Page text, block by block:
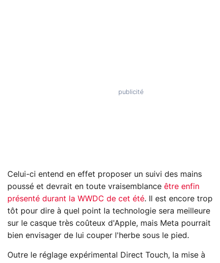
Celui-ci entend en effet proposer un suivi des mains
poussé et devrait en toute vraisemblance être enfin
présenté durant la WWDC de cet été. Il est encore trop
tôt pour dire à quel point la technologie sera meilleure
sur le casque très coûteux d'Apple, mais Meta pourrait
bien envisager de lui couper l'herbe sous le pied.
Outre le réglage expérimental Direct Touch, la mise à